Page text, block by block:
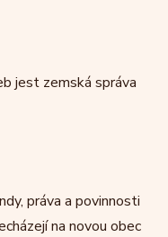
jest zemská správa
práva a povinnosti
na novou obec